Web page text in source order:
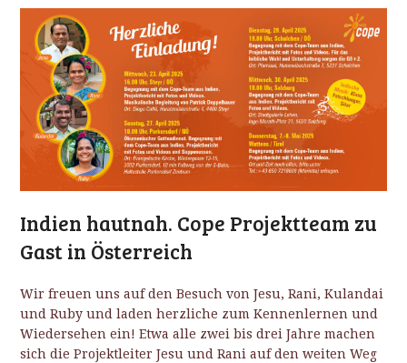
Indien hautnah. Cope Projektteam zu
Gast in Österreich
Wir freuen uns auf den Besuch von Jesu, Rani, Kulandai
und Ruby und laden herzliche zum Kennenlernen und
Wiedersehen ein! Etwa alle zwei bis drei Jahre machen
sich die Projektleiter Jesu und Rani auf den weiten Weg